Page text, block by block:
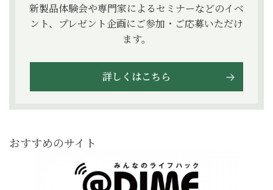
新製品体験会や専門家によるセミナーなどのイベ
ント、プレゼント企画にご参加・ご応募いただけ
ます。
詳しくはこちら
おすすめのサイト